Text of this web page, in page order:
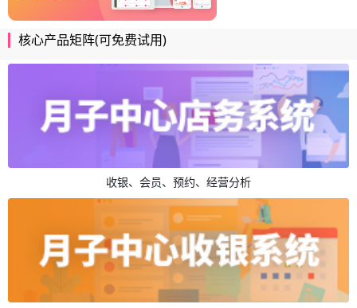
核心产品矩阵(可免费试用)
收银、会员、预约、经营分析